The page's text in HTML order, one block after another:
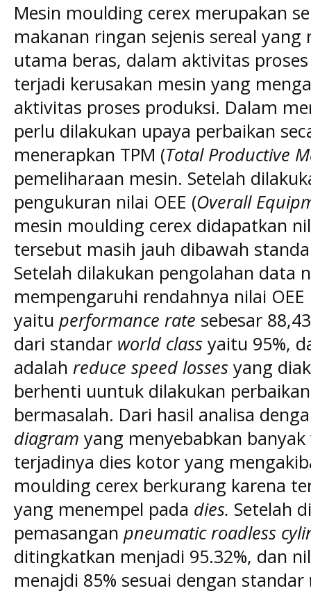
Mesin moulding cerex merupakan
makanan ringan sejenis sereal
utama beras, dalam aktivitas
terjadi kerusakan mesin yang
aktivitas proses produksi. Dalam
perlu dilakukan upaya perbaikan
menerapkan TPM (Total Productive
pemeliharaan mesin. Setelah
pengukuran nilai OEE (Overall
mesin moulding cerex didapatkan
tersebut masih jauh dibawah
Setelah dilakukan pengolahan data
mempengaruhi rendahnya nilai
yaitu performance rate sebesar
dari standar world class yaitu 95%,
adalah reduce speed losses yang
berhenti uuntuk dilakukan
bermasalah. Dari hasil analisa
diagram yang menyebabkan
terjadinya dies kotor yang
moulding cerex berkurang karena
yang menempel pada dies. Setelah
pemasangan pneumatic roadless
ditingkatkan menjadi 95.32%, dan
menajdi 85% sesuai dengan standar